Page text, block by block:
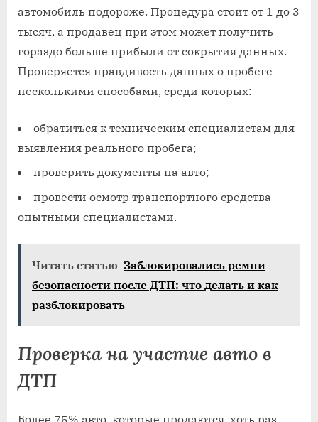
автомобиль подороже. Процедура стоит от 1 до 3
тысяч, а продавец при этом может получить
гораздо больше прибыли от сокрытия данных.
Проверяется правдивость данных о пробеге
несколькими способами, среди которых:
обратиться к техническим специалистам для
выявления реального пробега;
проверить документы на авто;
провести осмотр транспортного средства
опытными специалистами.
Читать статью Заблокировались ремни
безопасности после ДТП: что делать и как
разблокировать
Проверка на участие авто в
ДТП